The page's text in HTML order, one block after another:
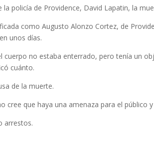
la policía de Providence, David Lapatin, la
como Augusto Alonzo Cortez, de
unos días.
cuerpo no estaba enterrado, pero tenía un
cuánto.
de la muerte.
cree que haya una amenaza para el público
arrestos.